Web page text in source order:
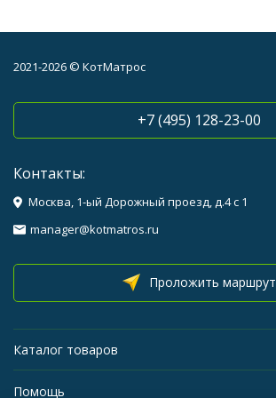
2021-2026 © КотМатрос
+7 (495) 128-23-00
Контакты:
Москва, 1-ый Дорожный проезд, д.4 с 1
manager@kotmatros.ru
Проложить маршрут
Каталог товаров
Помощь